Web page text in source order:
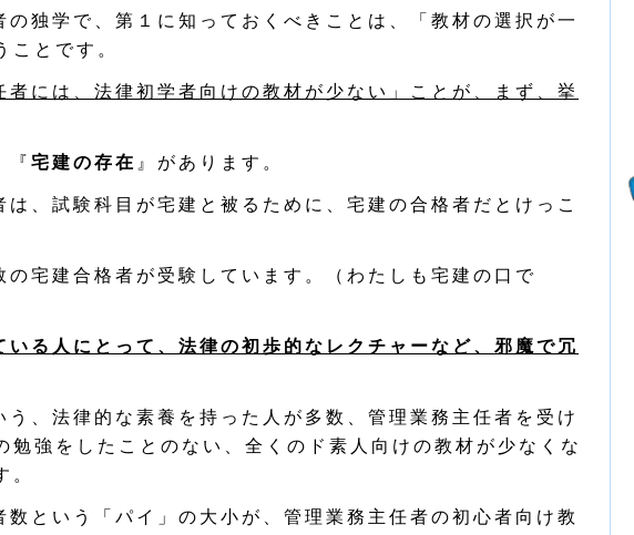
の独学で、第１に知っておくべきことは、「教材の選択が一
ことです。
者には、法律初学者向けの教材が少ない」ことが、まず、挙
『 宅建の存在 』があります。
は、試験科目が宅建と被るために、宅建の合格者だとけっこ
の宅建合格者が受験しています。（わたしも宅建の口で
いる人にとって、法律の初歩的なレクチャーなど、邪魔で冗
う、法律的な素養を持った人が多数、管理業務主任者を受け
勉強をしたことのない、全くのド素人向けの教材が少なくな
。
数という「パイ」の大小が、管理業務主任者の初心者向け教